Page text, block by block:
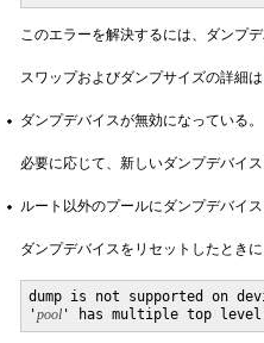
このエラーを解決するには、ダンプ
スワップおよびダンプサイズの詳細は
ダンプデバイスが無効になっている。
必要に応じて、新しいダンプデバイス
ルート以外のプールにダンプデバイス
ダンプデバイスをリセットしたとき
dump is not supported on
'pool ' has multiple top level